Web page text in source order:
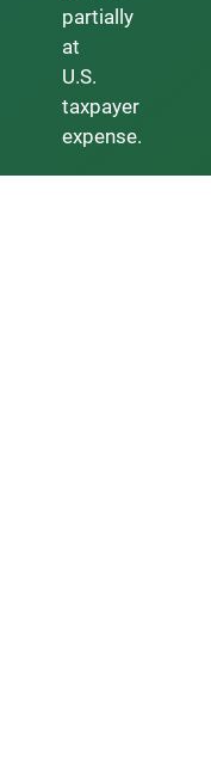
partially
at
U.S.
taxpayer
expense.